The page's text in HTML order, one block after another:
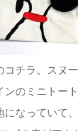
コチラ。スヌ
のミニトート
になっていて